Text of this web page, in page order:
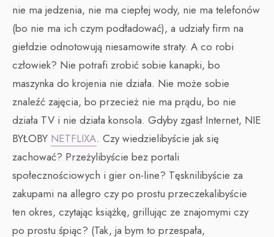
nie ma jedzenia, nie ma ciepłej wody, nie ma telefonów
(bo nie ma ich czym podładować), a udziały firm na
giełdzie odnotowują niesamowite straty. A co robi
człowiek? Nie potrafi zrobić sobie kanapki, bo
maszynka do krojenia nie działa. Nie może sobie
znaleźć zajęcia, bo przecież nie ma prądu, bo nie
działa TV i nie działa konsola. Gdyby zgasł Internet, NIE
BYŁOBY NETFLIXA. Czy wiedzielibyście jak się
zachować? Przeżylibyście bez portali
społecznościowych i gier on-line? Tęsknilibyście za
zakupami na allegro czy po prostu przeczekalibyście
ten okres, czytając książkę, grillując ze znajomymi czy
po prostu śpiąc? (Tak, ja bym to przespała,